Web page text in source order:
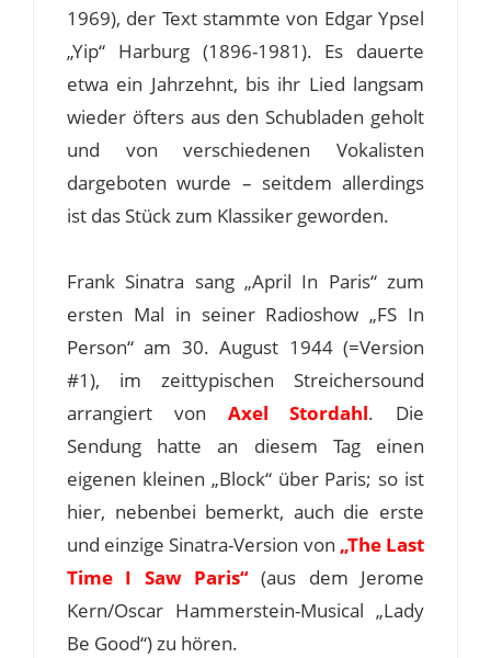
1969), der Text stammte von Edgar Ypsel
„Yip“ Harburg (1896-1981). Es dauerte
etwa ein Jahrzehnt, bis ihr Lied langsam
wieder öfters aus den Schubladen geholt
und von verschiedenen Vokalisten
dargeboten wurde – seitdem allerdings
ist das Stück zum Klassiker geworden.
Frank Sinatra sang „April In Paris“ zum
ersten Mal in seiner Radioshow „FS In
Person“ am 30. August 1944 (=Version
#1), im zeittypischen Streichersound
arrangiert von Axel Stordahl. Die
Sendung hatte an diesem Tag einen
eigenen kleinen „Block“ über Paris; so ist
hier, nebenbei bemerkt, auch die erste
und einzige Sinatra-Version von „The Last
Time I Saw Paris“ (aus dem Jerome
Kern/Oscar Hammerstein-Musical „Lady
Be Good“) zu hören.